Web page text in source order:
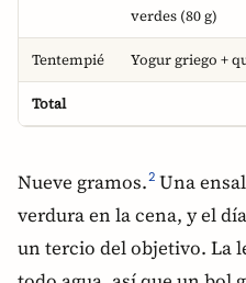
verdes (80 g)
Tentempié Yogur griego +
Total
Nueve gramos.2 Una
verdura en la cena, y el
un tercio del objetivo. La